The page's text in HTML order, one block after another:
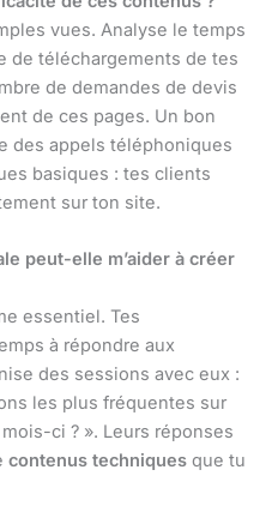
vues. Analyse le temps
de téléchargements de tes
de demandes de devis
de ces pages. Un bon
des appels téléphoniques
basiques : tes clients
sur ton site.
peut-elle m’aider à créer
essentiel. Tes
à répondre aux
des sessions avec eux :
les plus fréquentes sur
ci ? ». Leurs réponses
contenus techniques que tu